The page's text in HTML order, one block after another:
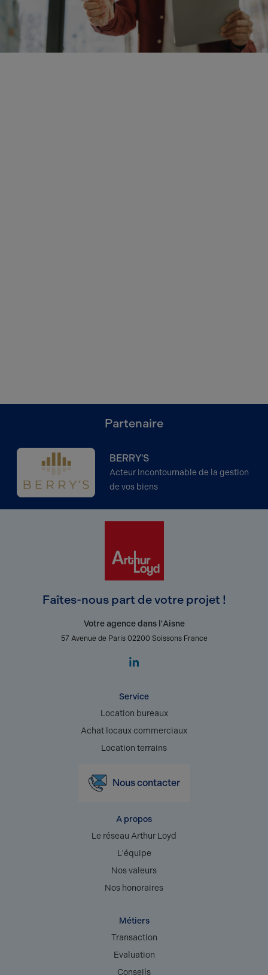
Partenaire
BERRY'S
Acteur incontournable de la gestion
de vos biens
Faîtes-nous part de votre projet !
Votre agence dans l'Aisne
57 Avenue de Paris 02200 Soissons France
Service
Location bureaux
Achat locaux commerciaux
Location terrains
Nous contacter
A propos
Le réseau Arthur Loyd
L'équipe
Nos valeurs
Nos honoraires
Métiers
Transaction
Evaluation
Conseils